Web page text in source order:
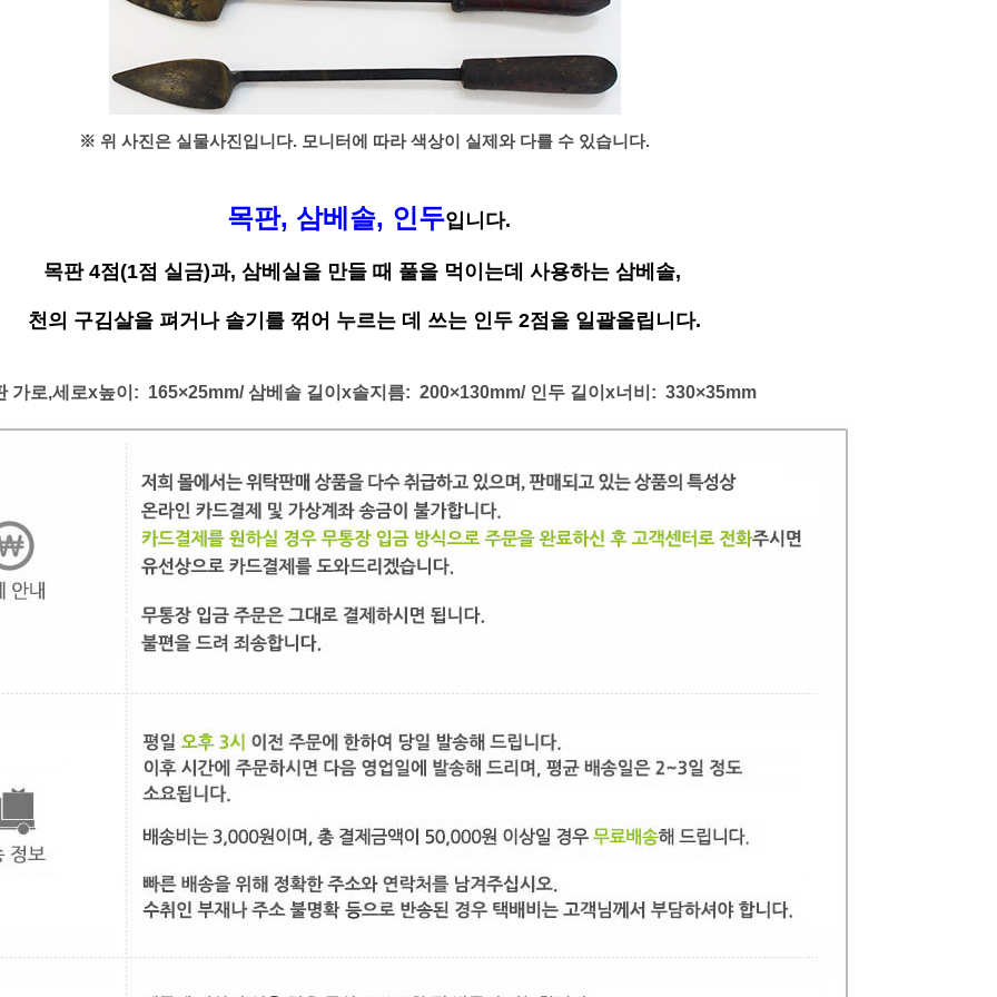
※ 위 사진은 실물사진입니다. 모니터에 따라 색상이 실제와 다를 수 있습니다.
목판, 삼베솔, 인두입니다.
목판 4점(1점 실금)과, 삼베실을 만들 때 풀을 먹이는데 사용하는 삼베솔,
천의 구김살을 펴거나 솔기를 꺾어 누르는 데 쓰는 인두 2점을 일괄올립니다.
가로,세로x높이 : 165×25mm/ 삼베솔 길이 x솔지름: 200×130mm/ 인두 길이 x너비 : 330×35mm